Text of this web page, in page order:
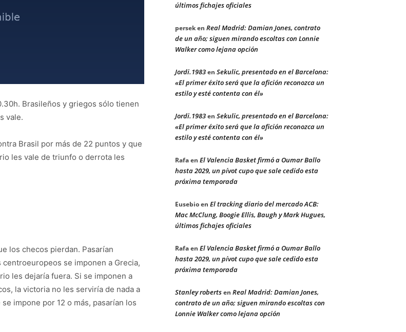
Brasileños y griegos sólo tienen
vale.
Brasil por más de 22 puntos y que
les vale de triunfo o derrota les
los checos pierdan. Pasarían
se imponen a Grecia,
les dejaría fuera. Si se imponen a
la victoria no les serviría de nada a
impone por 12 o más, pasarían los
últimos fichajes oficiales
perseken Real Madrid: Damian Jones, contrato
de un año; siguen mirando escoltas con Lonnie
Walker como lejana opción
Jordi.1983en Sekulic, presentado en el Barcelona:
«El primer éxito será que la afición reconozca un
estilo y esté contenta con él»
Jordi.1983en Sekulic, presentado en el Barcelona:
«El primer éxito será que la afición reconozca un
estilo y esté contenta con él»
Rafaen El Valencia Basket firmó a Oumar Ballo
hasta 2029, un pívot cupo que sale cedido esta
próxima temporada
Eusebioen El tracking diario del mercado ACB:
Mac McClung, Boogie Ellis, Baugh y Mark Hugues,
últimos fichajes oficiales
Rafaen El Valencia Basket firmó a Oumar Ballo
hasta 2029, un pívot cupo que sale cedido esta
próxima temporada
Stanley robertsen Real Madrid: Damian Jones,
contrato de un año; siguen mirando escoltas con
Lonnie Walker como lejana opción